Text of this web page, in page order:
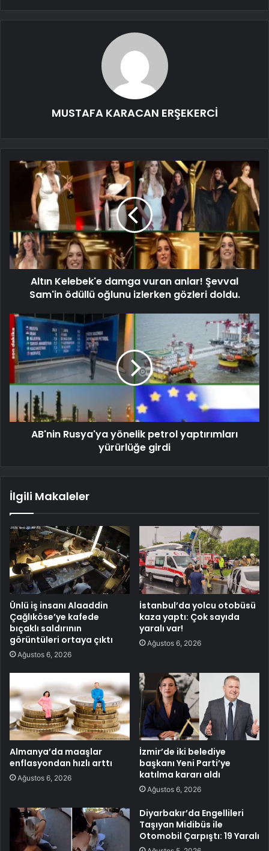
MUSTAFA KARACAN ERŞEKERCİ
Altın Kelebek'e damga vuran anlar! Şevval
Sam'in ödüllü oğlunu izlerken gözleri doldu.
AB'nin Rusya'ya yönelik petrol yaptırımları
yürürlüğe girdi
İlgili Makaleler
Ünlü iş insanı Alaaddin
Çağlıköse’ye kafede
bıçaklı saldırının
görüntüleri ortaya çıktı
Ağustos 6, 2026
İstanbul’da yolcu otobüsü
kaza yaptı: Çok sayıda
yaralı var!
Ağustos 6, 2026
Almanya’da maaşlar
enflasyondan hızlı arttı
Ağustos 6, 2026
İzmir’de iki belediye
başkanı Yeni Parti’ye
katılma kararı aldı
Ağustos 6, 2026
Diyarbakır’da Engellileri
Taşıyan Midibüs ile
Otomobil Çarpıştı: 19 Yaralı